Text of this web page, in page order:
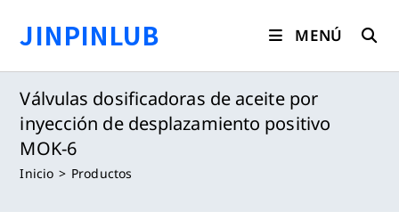
contenido
JINPINLUB MENÚ
Válvulas dosificadoras de aceite por
inyección de desplazamiento positivo
MOK-6
Inicio > Productos